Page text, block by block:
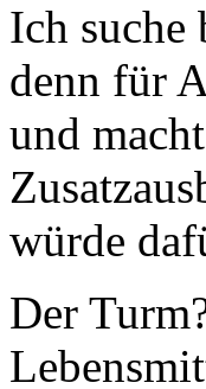
Ich suche
denn für
und
würde
Der